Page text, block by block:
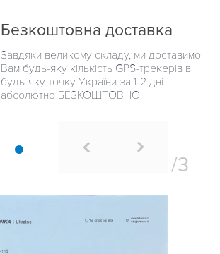
Безкоштовна доставка
Завдяки великому складу, ми доставимо
Вам будь-яку кількість GPS-трекерів в
будь-яку точку України за 1-2 дні
абсолютно БЕЗКОШТОВНО.